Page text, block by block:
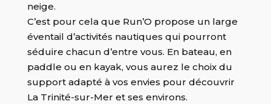
neige.
C’est pour cela que Run’O propose un large
éventail d’activités nautiques qui pourront
séduire chacun d’entre vous. En bateau, en
paddle ou en kayak, vous aurez le choix du
support adapté à vos envies pour découvrir
La Trinité-sur-Mer et ses environs.